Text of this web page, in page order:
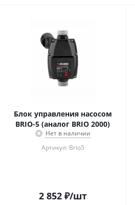
Блок управления насосом
BRIO-5 (аналог BRIO 2000)
Нет в наличии
Артикул: Brio5
2 852₽/шт